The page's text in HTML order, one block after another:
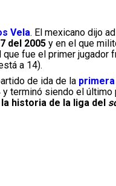
Vela. El mexicano dijo
del 2005 y en el que
que fue el primer jugador
a 14).
de ida de la
terminó siendo el
historia de la liga del